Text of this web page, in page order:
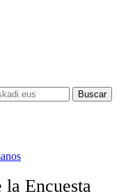
la Encuesta